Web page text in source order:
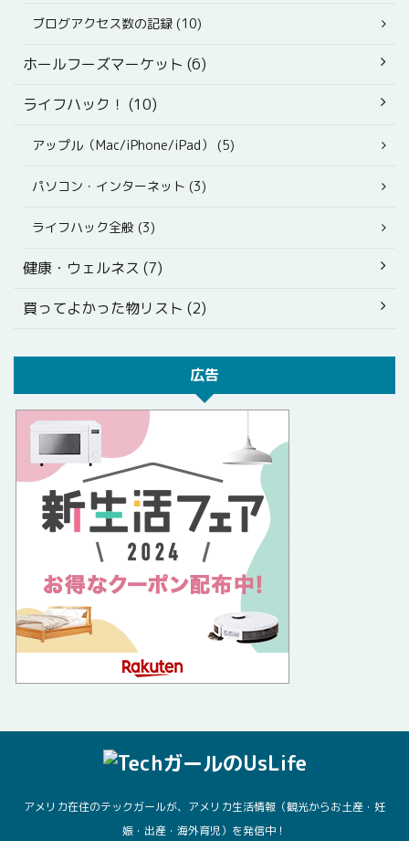
ブログアクセス数の記録 (10)
ホールフーズマーケット (6)
ライフハック！ (10)
アップル（Mac/iPhone/iPad） (5)
パソコン・インターネット (3)
ライフハック全般 (3)
健康・ウェルネス (7)
買ってよかった物リスト (2)
広告
アメリカ在住のテックガールが、アメリカ生活情報（観光からお土産・妊
娠・出産・海外育児）を発信中！